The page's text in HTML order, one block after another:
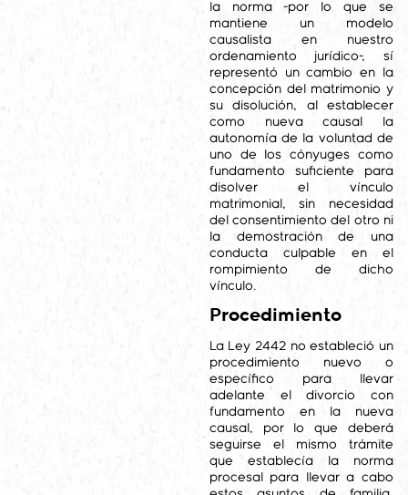
la norma -por lo que se
mantiene un modelo
causalista en nuestro
ordenamiento jurídico-, sí
representó un cambio en la
concepción del matrimonio y
su disolución, al establecer
como nueva causal la
autonomía de la voluntad de
uno de los cónyuges como
fundamento suficiente para
disolver el vínculo
matrimonial, sin necesidad
del consentimiento del otro ni
la demostración de una
conducta culpable en el
rompimiento de dicho
vínculo.
Procedimiento
La Ley 2442 no estableció un
procedimiento nuevo o
específico para llevar
adelante el divorcio con
fundamento en la nueva
causal, por lo que deberá
seguirse el mismo trámite
que establecía la norma
procesal para llevar a cabo